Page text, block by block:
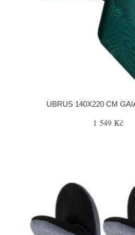
UBRUS 140X220 CM
1 549 Kč